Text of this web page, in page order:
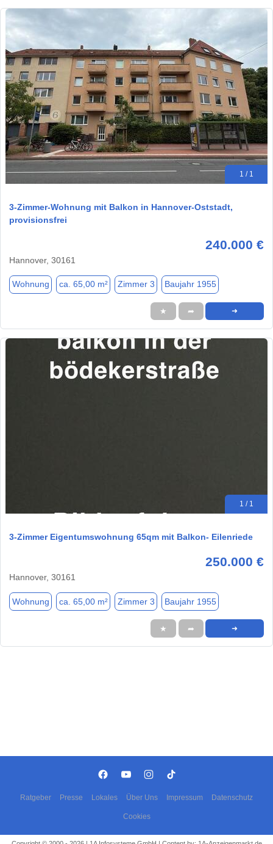
1 / 1
3-Zimmer-Wohnung mit Balkon in Hannover-Oststadt,
provisionsfrei
240.000 €
Hannover, 30161
Wohnung ca. 65,00 m² Zimmer 3 Baujahr 1955
★ ➦ ➜
1 / 1
3-Zimmer Eigentumswohnung 65qm mit Balkon- Eilenriede
250.000 €
Hannover, 30161
Wohnung ca. 65,00 m² Zimmer 3 Baujahr 1955
★ ➦ ➜
Ratgeber Presse Lokales Über Uns Impressum Datenschutz
Cookies